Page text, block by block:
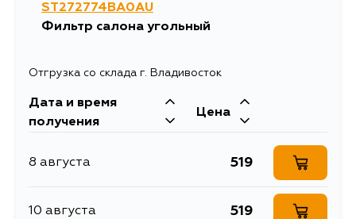
19 августа
ST272774BA0AU
Фильтр салона угольный
Отгрузка со склада г. Владивосток
Дата и время
получения
Цена
8 августа 519
10 августа 519